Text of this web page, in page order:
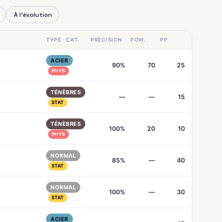
À l'évolution
TYPE · CAT. PRÉCISION POW. PP
ACIER
PHYS
90% 70 25
TÉNÈBRES
STAT
— — 15
TÉNÈBRES
PHYS
100% 20 10
NORMAL
STAT
85% — 40
NORMAL
STAT
100% — 30
ACIER